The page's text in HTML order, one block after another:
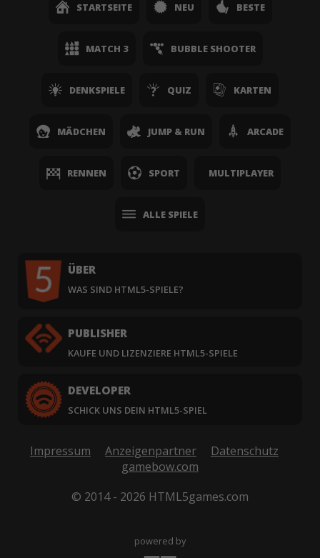
STARTSEITE NEU BESTE
MATCH 3 BUBBLE SHOOTER
DENKSPIELE QUIZ KARTEN
MÄDCHEN JUMP & RUN ARCADE
RENNEN SPORT MULTIPLAYER
ALLE SPIELE
ÜBER
WAS SIND HTML5-SPIELE?
PUBLISHER
KAUFE UND LIZENZIERE HTML5-SPIELE
DEVELOPER
SCHICK UNS DEIN HTML5-SPIEL
Impressum Anzeigenpartner
Datenschutz
gamebow.com
© 2014 - 2026 HTML5games.com
powered by